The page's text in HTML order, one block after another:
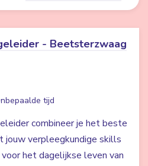
- Beetsterzwaag
tijd
combineer je het beste
verpleegkundige skills
het dagelijkse leven van